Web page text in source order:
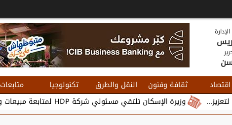
اقتصاد ثقافة وفنون النقل والطرق تكنولوجيا متابعات
وزيرة الإسكان تلتقي مسئولي شركة HDP لمتابعة مبيعات وتسويق مشروعات المدن الجديدة...